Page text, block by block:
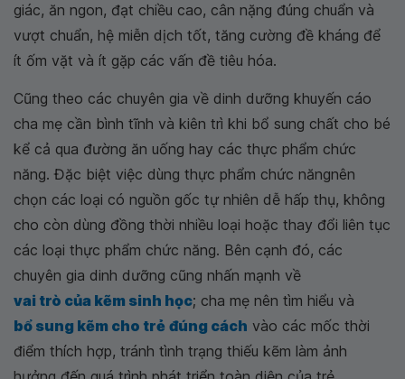
giác, ăn ngon, đạt chiều cao, cân nặng đúng chuẩn và
vượt chuẩn, hệ miễn dịch tốt, tăng cường đề kháng để
ít ốm vặt và ít gặp các vấn đề tiêu hóa.
Cũng theo các chuyên gia về dinh dưỡng khuyến cáo
cha mẹ cần bình tĩnh và kiên trì khi bổ sung chất cho bé
kể cả qua đường ăn uống hay các thực phẩm chức
năng. Đặc biệt việc dùng thực phẩm chức năngnên
chọn các loại có nguồn gốc tự nhiên dễ hấp thụ, không
cho còn dùng đồng thời nhiều loại hoặc thay đổi liên tục
các loại thực phẩm chức năng. Bên cạnh đó, các
chuyên gia dinh dưỡng cũng nhấn mạnh về
vai trò của kẽm sinh học; cha mẹ nên tìm hiểu và
bổ sung kẽm cho trẻ đúng cách vào các mốc thời
điểm thích hợp, tránh tình trạng thiếu kẽm làm ảnh